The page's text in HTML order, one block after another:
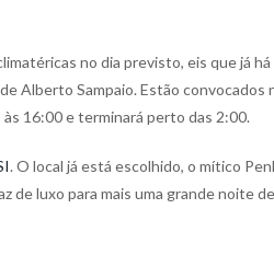
no dia previsto, eis que já há
Alberto Sampaio. Estão convocados
16:00 e terminará perto das 2:00.
. O local já está escolhido, o mítico
luxo para mais uma grande noite